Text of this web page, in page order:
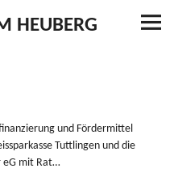
HEUBERG
und Förder­mittel
Tuttlingen und die
eG mit Rat…